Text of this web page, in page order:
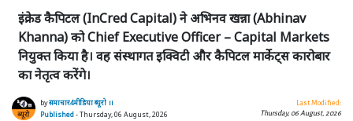
इंक्रेड कैपिटल (InCred Capital) ने अभिनव खन्ना (Abhinav
Khanna) को Chief Executive Officer – Capital Markets
नियुक्त किया है। वह संस्थागत इक्विटी और कैपिटल मार्केट्स कारोबार
का नेतृत्व करेंगे।
byसमाचार4मीडिया ब्यूरो ।।
Published- Thursday, 06 August, 2026
Last Modified:
Thursday, 06 August, 2026